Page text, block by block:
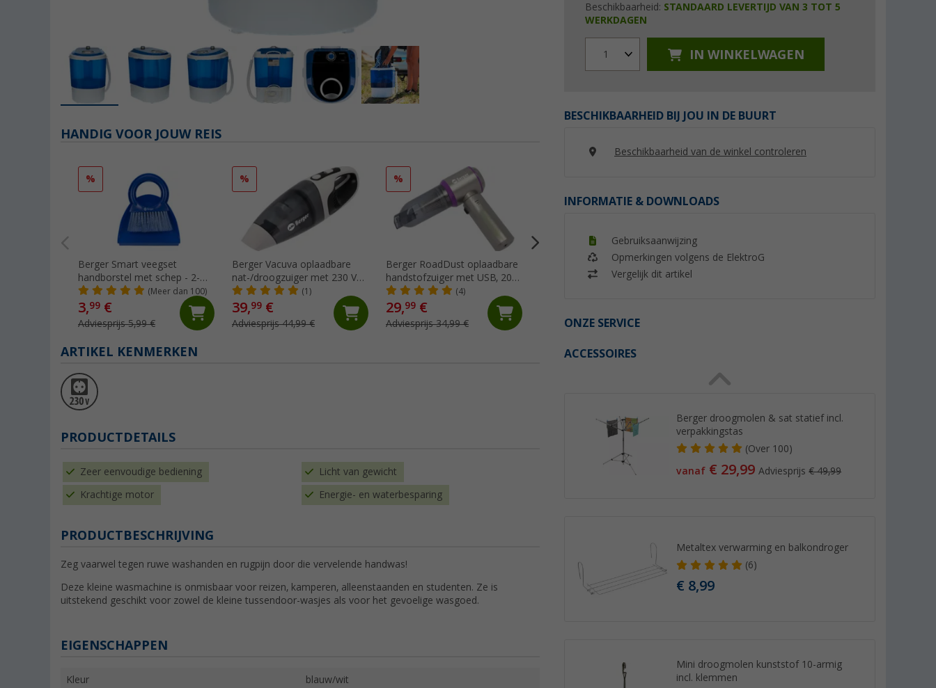
Beschikbaarheid: STANDAARD LEVERTIJD VAN 3 TOT 5
WERKDAGEN
1 IN WINKELWAGEN
BESCHIKBAARHEID BIJ JOU IN DE BUURT
Beschikbaarheid van de winkel controleren
INFORMATIE & DOWNLOADS
Gebruiksaanwijzing
Opmerkingen volgens de ElektroG
Vergelijk dit artikel
ONZE SERVICE
ACCESSOIRES
Berger droogmolen & sat statief incl.
verpakkingstas
(Over 100)
vanaf € 29,99Adviesprijs€ 49,99
Metaltex verwarming en balkondroger
(6)
€ 8,99
Mini droogmolen kunststof 10-armig
incl. klemmen
HANDIG VOOR JOUW REIS
%
Berger Smart veegset
handborstel met schep - 2-
delige set
(Meer dan 100)
3,99 €
Adviesprijs 5,99 €
%
Berger Vacuva oplaadbare
nat-/droogzuiger met 230 V
laadstation
(1)
39,99 €
Adviesprijs 44,99 €
%
Berger RoadDust oplaadbare
handstofzuiger met USB, 200
ml
(4)
29,99 €
Adviesprijs 34,99 €
Berger keukenschaar groen
(4)
Adviesprijs 4,99 €
Berger Airfryer vorm vierkant
ARTIKEL KENMERKEN
PRODUCTDETAILS
Zeer eenvoudige bediening Licht van gewicht
Krachtige motor Energie- en waterbesparing
PRODUCTBESCHRIJVING
Zeg vaarwel tegen ruwe washanden en rugpijn door die vervelende handwas!
Deze kleine wasmachine is onmisbaar voor reizen, kamperen, alleenstaanden en studenten. Ze is
uitstekend geschikt voor zowel de kleine tussendoor-wasjes als voor het gevoelige wasgoed.
EIGENSCHAPPEN
Kleur blauw/wit